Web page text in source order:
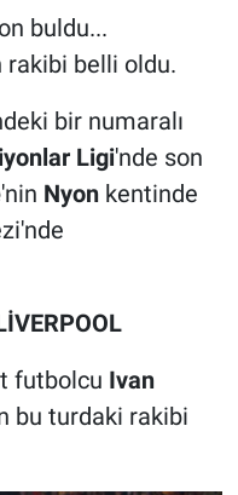
buldu...
rakibi belli oldu.
bir numaralı
Ligi'nde son
'nin Nyon kentinde
futbolcu Ivan
bu turdaki rakibi